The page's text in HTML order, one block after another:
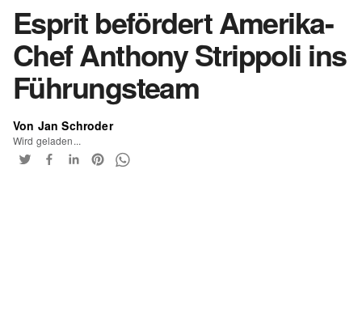
Esprit befördert Amerika-
Chef Anthony Strippoli ins
Führungsteam
Von Jan Schroder
Wird geladen...